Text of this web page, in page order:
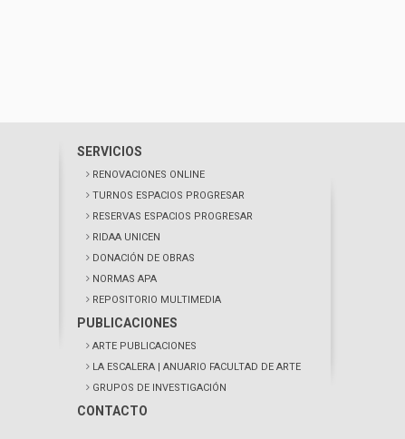
SERVICIOS
RENOVACIONES ONLINE
TURNOS ESPACIOS PROGRESAR
RESERVAS ESPACIOS PROGRESAR
RIDAA UNICEN
DONACIÓN DE OBRAS
NORMAS APA
REPOSITORIO MULTIMEDIA
PUBLICACIONES
ARTE PUBLICACIONES
LA ESCALERA | ANUARIO FACULTAD DE ARTE
GRUPOS DE INVESTIGACIÓN
CONTACTO